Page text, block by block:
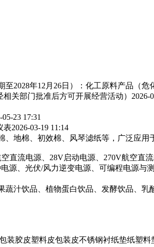
2028年12月26日）：化工原料产品（
关部门批准后方可开展经营活动） 2026-
05-23 17:31
表2026-03-19 11:14
地棉、初效棉、风琴滤纸‌等，广泛应用
直流电源、28V启动电源、270V航空直
源、光伏/风力逆变电源、可编程电源与测
汁饮品、植物蛋白饮品、发酵饮品、
装胶皮塑料皮包装皮不锈钢衬纸垫纸塑